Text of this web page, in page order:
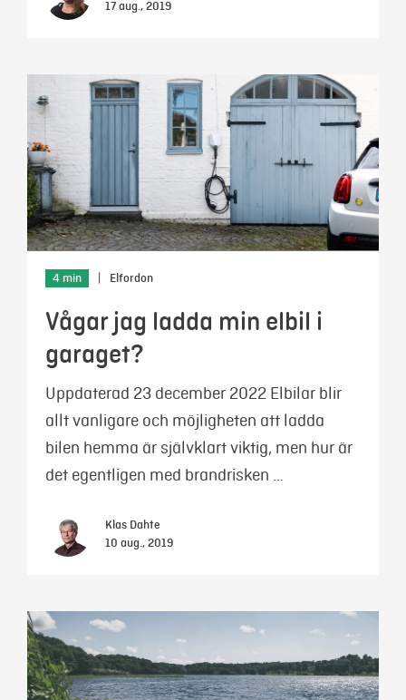
17 aug., 2019
4 min Elfordon
Vågar jag ladda min elbil i
garaget?
Uppdaterad 23 december 2022 Elbilar blir
allt vanligare och möjligheten att ladda
bilen hemma är självklart viktig, men hur är
det egentligen med brandrisken …
Klas Dahte
10 aug., 2019